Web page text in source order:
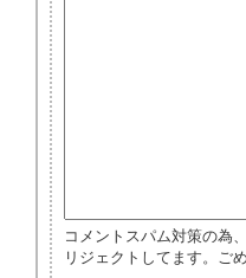
コメントスパム対策の為
リジェクトしてます。ご